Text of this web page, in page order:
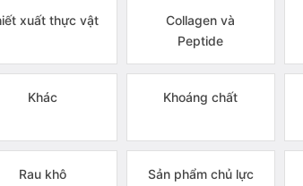
xuất thực vật
Collagen và
Peptide
Khác Khoáng chất
Rau khô
Sản phẩm chủ lực